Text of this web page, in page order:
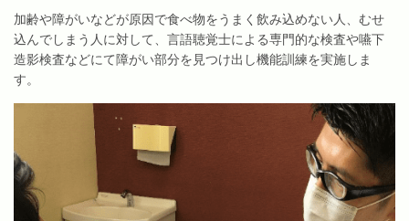
加齢や障がいなどが原因で食べ物をうまく飲み込めない人、むせ
込んでしまう人に対して、言語聴覚士による専門的な検査や嚥下
造影検査などにて障がい部分を見つけ出し機能訓練を実施しま
す。